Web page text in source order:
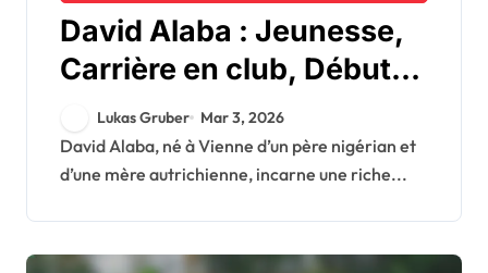
David Alaba : Jeunesse,
Carrière en club, Début
international
Lukas Gruber Mar 3, 2026
David Alaba, né à Vienne d’un père nigérian et
d’une mère autrichienne, incarne une riche...